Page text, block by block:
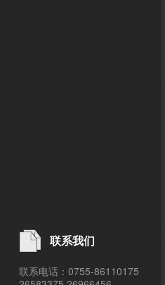
联系我们
联系电话：0755-86110175